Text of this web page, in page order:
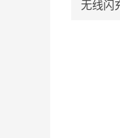
无线闪